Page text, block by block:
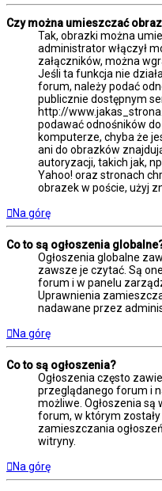
Czy można umieszczać
Tak, obrazki można
administrator włączył
załączników, można
Jeśli ta funkcja nie
forum, należy podać
publicznie dostępnym
http://
podawać odnośników
komputerze, chyba że
ani do obrazków
autoryzacji, takich jak,
Yahoo! oraz stronach
obrazek w poście, użyj
Na górę
Co to są ogłoszenia
Ogłoszenia globalne
zawsze je czytać. Są
forum i w panelu
Uprawnienia
nadawane przez
Na górę
Co to są ogłoszenia?
Ogłoszenia często
przeglądanego forum i
możliwe. Ogłoszenia
forum, w którym
zamieszczania
witryny.
Na górę